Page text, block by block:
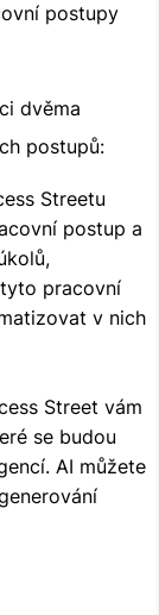
postupy
dvěma
postupů:
Streetu
postup a
pracovní
v nich
Street vám
se budou
AI můžete